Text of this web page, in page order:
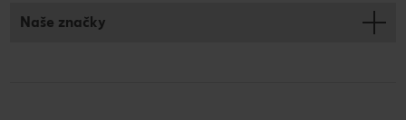
Naše značky